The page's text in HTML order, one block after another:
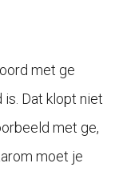
met ge
Dat klopt niet
met ge,
moet je